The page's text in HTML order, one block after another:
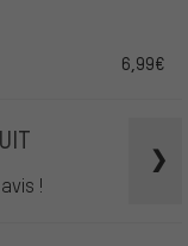
6,99€
!